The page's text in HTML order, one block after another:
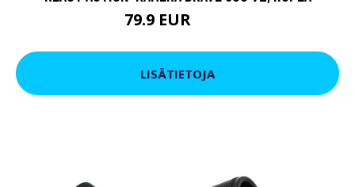
79.9 EUR
LISÄTIETOJA